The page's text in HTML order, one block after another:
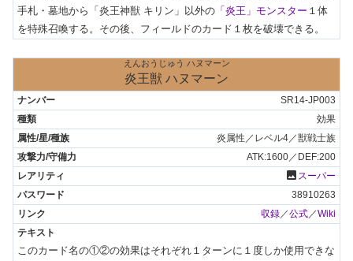
手札・墓地から「炎王神獣 キリン」以外の 「炎王」モンスター １体
を特殊召喚する。その後、フィールドのカード１枚を破壊できる。
えんおうじゅう ハヌマーン
炎王獣 ハヌマーン
SR14-JP003
効果
炎属性／レベル4／獣戦士族
ATK:1600／DEF:200
photo スーパー
38910263
収録 ／公式 ／Wiki
このカード名の①②の効果はそれぞれ１ターンに１度しか使用できな